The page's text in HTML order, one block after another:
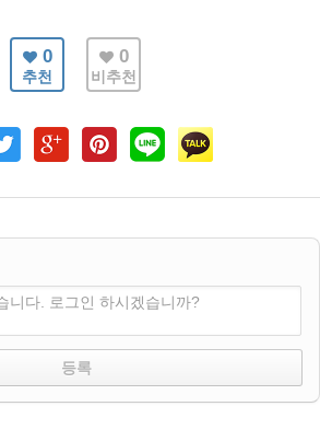
0
추천
0
비추천
니다. 로그인 하시겠습니까?